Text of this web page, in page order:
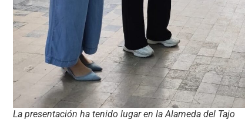
La presentación ha tenido lugar en la Alameda del Tajo